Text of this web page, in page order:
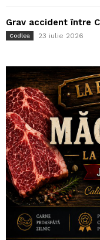
Grav accident între
Codlea 23 iulie 2026